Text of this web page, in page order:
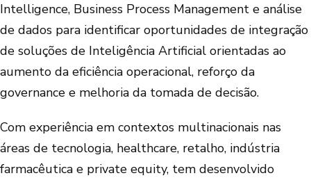
Intelligence, Business Process Management e análise
de dados para identificar oportunidades de integração
de soluções de Inteligência Artificial orientadas ao
aumento da eficiência operacional, reforço da
governance e melhoria da tomada de decisão.
Com experiência em contextos multinacionais nas
áreas de tecnologia, healthcare, retalho, indústria
farmacêutica e private equity, tem desenvolvido